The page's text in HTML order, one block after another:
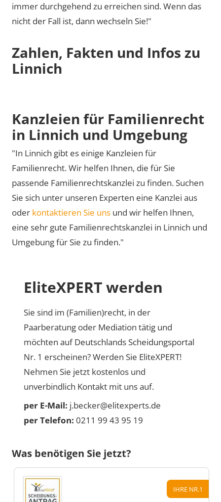
immer durchgehend zu erreichen sind. Wenn das
nicht der Fall ist, dann wechseln Sie!"
Zahlen, Fakten und Infos zu
Linnich
Kanzleien für Familienrecht
in Linnich und Umgebung
"In Linnich gibt es einige Kanzleien für
Familienrecht. Wir helfen Ihnen, die für Sie
passende Familienrechtskanzlei zu finden. Suchen
Sie sich unter unseren Experten eine Kanzlei aus
oder kontaktieren Sie uns und wir helfen Ihnen,
eine sehr gute Familienrechtskanzlei in Linnich und
Umgebung für Sie zu finden."
EliteXPERT werden
Sie sind im (Familien)recht, in der
Paarberatung oder Mediation tätig und
möchten auf Deutschlands Scheidungsportal
Nr. 1 erscheinen? Werden Sie EliteXPERT!
Nehmen Sie jetzt kostenlos und
unverbindlich Kontakt mit uns auf.
per E-Mail: j.becker@elitexperts.de
per Telefon: 0211 99 43 95 19
Was benötigen Sie jetzt?
IHRE NR.1